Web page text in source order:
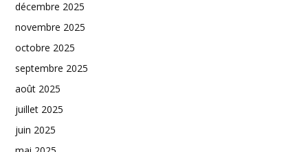
décembre 2025
novembre 2025
octobre 2025
septembre 2025
août 2025
juillet 2025
juin 2025